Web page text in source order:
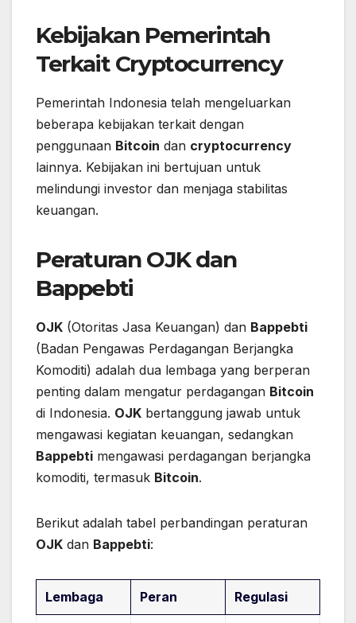
Kebijakan Pemerintah
Terkait Cryptocurrency
Pemerintah Indonesia telah mengeluarkan
beberapa kebijakan terkait dengan
penggunaan Bitcoin dan cryptocurrency
lainnya. Kebijakan ini bertujuan untuk
melindungi investor dan menjaga stabilitas
keuangan.
Peraturan OJK dan
Bappebti
OJK (Otoritas Jasa Keuangan) dan Bappebti
(Badan Pengawas Perdagangan Berjangka
Komoditi) adalah dua lembaga yang berperan
penting dalam mengatur perdagangan Bitcoin
di Indonesia. OJK bertanggung jawab untuk
mengawasi kegiatan keuangan, sedangkan
Bappebti mengawasi perdagangan berjangka
komoditi, termasuk Bitcoin.
Berikut adalah tabel perbandingan peraturan
OJK dan Bappebti:
Lembaga Peran Regulasi